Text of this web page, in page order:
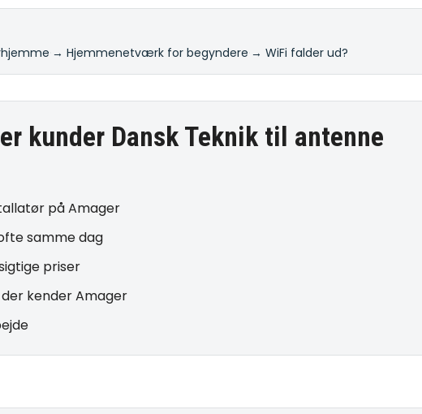
→ Hjemmenetværk for begyndere → WiFi falder ud?
kunder Dansk Teknik til antenne
på Amager
samme dag
priser
kender Amager